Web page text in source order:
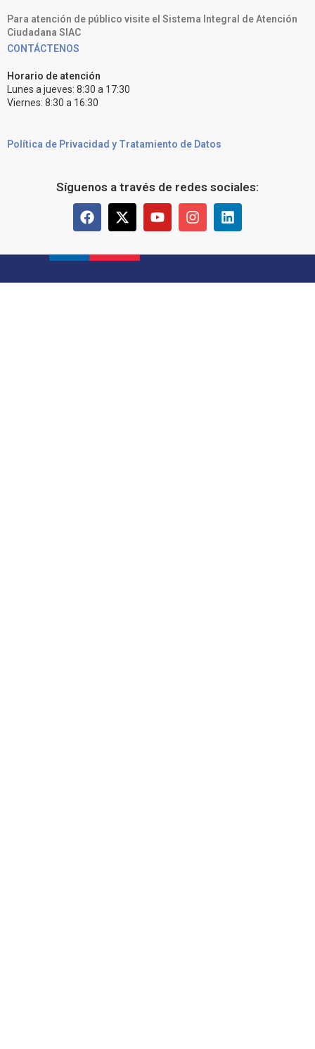
Para atención de público visite el Sistema Integral de Atención
Ciudadana SIAC
CONTÁCTENOS
Horario de atención
Lunes a jueves: 8:30 a 17:30
Viernes: 8:30 a 16:30
Política de Privacidad y Tratamiento de Datos
Síguenos a través de redes sociales: